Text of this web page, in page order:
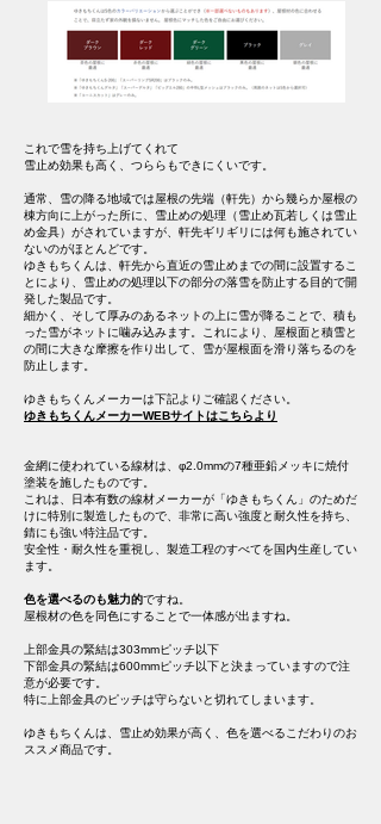
これで雪を持ち上げてくれて
雪止め効果も高く、つららもできにくいです。
通常、雪の降る地域では屋根の先端（軒先）から幾らか屋根の
棟方向に上がった所に、雪止めの処理（雪止め瓦若しくは雪止
め金具）がされていますが、軒先ギリギリには何も施されてい
ないのがほとんどです。
ゆきもちくんは、軒先から直近の雪止めまでの間に設置するこ
とにより、雪止めの処理以下の部分の落雪を防止する目的で開
発した製品です。
細かく、そして厚みのあるネットの上に雪が降ることで、積も
った雪がネットに噛み込みます。これにより、屋根面と積雪と
の間に大きな摩擦を作り出して、雪が屋根面を滑り落ちるのを
防止します。
ゆきもちくんメーカーは下記よりご確認ください。
ゆきもちくんメーカーWEBサイトはこちらより
金網に使われている線材は、φ2.0mmの7種亜鉛メッキに焼付
塗装を施したものです。
これは、日本有数の線材メーカーが「ゆきもちくん」のためだ
けに特別に製造したもので、非常に高い強度と耐久性を持ち、
錆にも強い特注品です。
安全性・耐久性を重視し、製造工程のすべてを国内生産してい
ます。
色を選べるのも魅力的ですね。
屋根材の色を同色にすることで一体感が出ますね。
上部金具の緊結は303mmピッチ以下
下部金具の緊結は600mmピッチ以下と決まっていますので注
意が必要です。
特に上部金具のピッチは守らないと切れてしまいます。
​ゆきもちくんは、雪止め効果が高く、色を選べるこだわりのお
ススメ商品です。